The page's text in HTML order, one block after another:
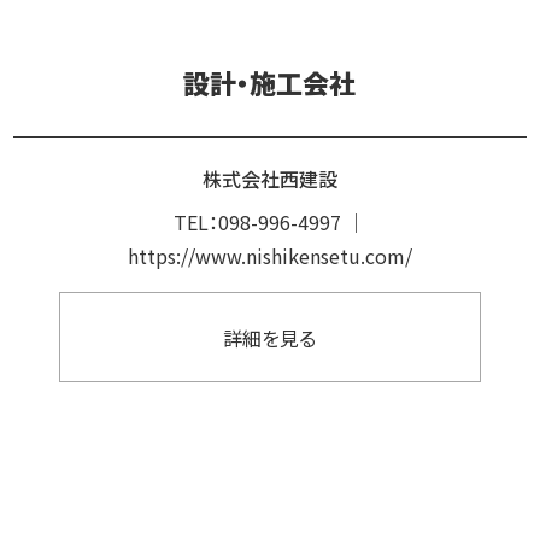
設計・施工会社
株式会社西建設
TEL：098-996-4997 ｜
https://www.nishikensetu.com/
詳細を見る